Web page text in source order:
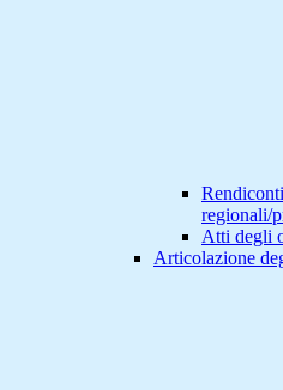
regionali/
Atti degli
Articolazione